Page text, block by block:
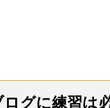
ログに練習は